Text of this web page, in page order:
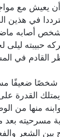
يعيش مع
في هذين
أصابه
حبيبته ليلى
القادم في
شخصًا ضعيفًا
القدرة
منها من
مسرحيته
الشعر